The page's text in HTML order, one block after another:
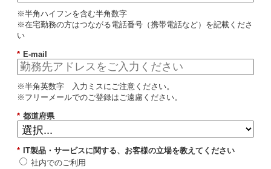
※半角ハイフンを含む半角数字
※在宅勤務の方はつながる電話番号（携帯電話など）を記載くださ
い
* E-mail
※半角英数字 入力ミスにご注意ください。
※フリーメールでのご登録はご遠慮ください。
* 都道府県
* IT製品・サービスに関する、お客様の立場を教えてください
社内でのご利用